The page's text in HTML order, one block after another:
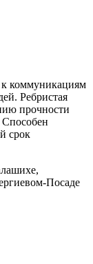
коммуникациям
Ребристая
прочности
Способен
срок
Посаде